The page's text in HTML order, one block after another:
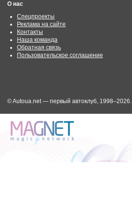
О нас
Спецпроекты
Реклама на сайте
Контакты
Наша команда
Обратная связь
Пользовательское соглашение
© Autoua.net — первый автоклуб, 1998–2026.